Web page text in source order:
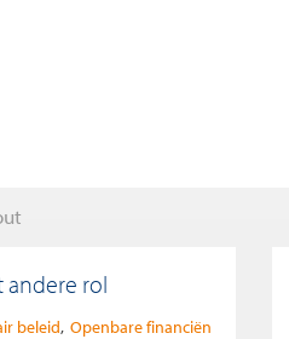
andere rol
beleid Openbare financiën